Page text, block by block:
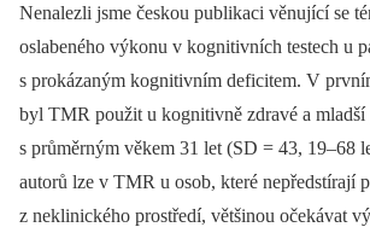
Nenalezli jsme českou publikaci věnující se
oslabeného výkonu v kognitivních testech u
s prokázaným kognitivním deficitem. V
byl TMR použit u kognitivně zdravé a mladší
s průměrným věkem 31 let (SD = 43, 19–68
autorů lze v TMR u osob, které nepředstírají
z neklinického prostředí, většinou očekávat